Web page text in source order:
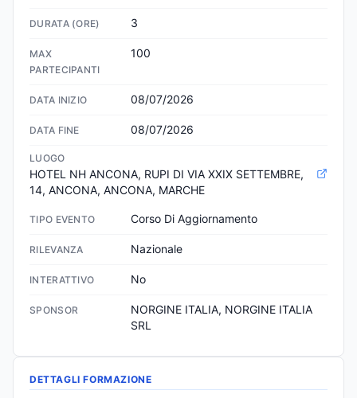
DURATA (ORE) 3
MAX
PARTECIPANTI
100
DATA INIZIO 08/07/2026
DATA FINE 08/07/2026
LUOGO
HOTEL NH ANCONA, RUPI DI VIA XXIX SETTEMBRE,
14, ANCONA, ANCONA, MARCHE
TIPO EVENTO Corso Di Aggiornamento
RILEVANZA Nazionale
INTERATTIVO No
SPONSOR
NORGINE ITALIA, NORGINE ITALIA
SRL
DETTAGLI FORMAZIONE